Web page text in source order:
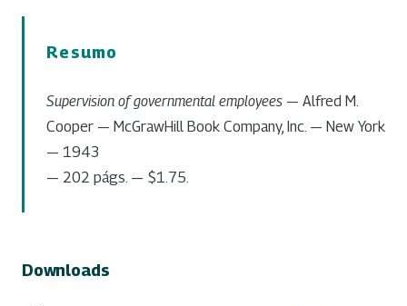
Resumo
Supervision of governmental employees — Alfred M.
Cooper — McGrawHill Book Company, Inc. — New York
— 1943
— 202 págs. — $1.75.
Downloads